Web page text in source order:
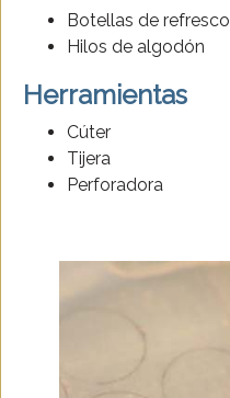
Botellas de refresco
Hilos de algodón
Herramientas
Cúter
Tijera
Perforadora